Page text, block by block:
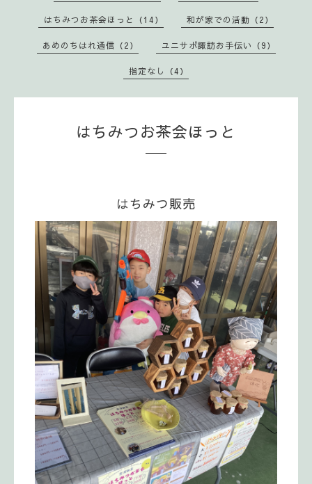
はちみつお茶会ほっと（14） 和が家での活動（2）
あめのちはれ通信（2） ユニサポ諏訪お手伝い（9）
指定なし（4）
はちみつお茶会ほっと
はちみつ販売